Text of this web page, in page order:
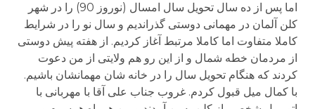
اما پس از ده سال تحویل سال امسال (نوروز 90) را در شهر
کلن آلمان در مهمانی دوستی گذراندیم و سال نو را در شرایط
کاملا متفاوت اما کاملا مرتبط آغاز کردیم. از هفته پیش دوستی
از مردمان خطه شمال و از این رو هم ولایتی از من دعوت
کردند که هنگام تحویل سال را در خانه شان مهمانشان باشیم.
با کمال میل قبول کردم. غروب جناب علی آقا با مهربانی با